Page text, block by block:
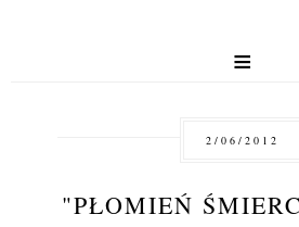
≡
2/06/2012
"PŁOMIEŃ